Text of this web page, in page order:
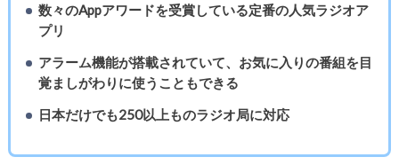
数々のAppアワードを受賞している定番の人気ラジオア
プリ
アラーム機能が搭載されていて、お気に入りの番組を目
覚ましがわりに使うこともできる
日本だけでも250以上ものラジオ局に対応